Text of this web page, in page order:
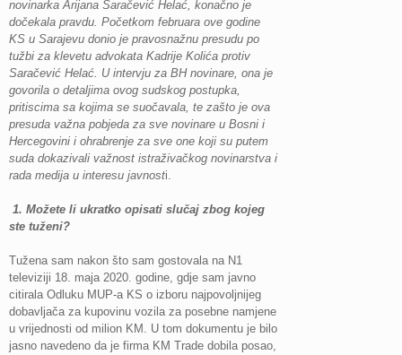
novinarka Arijana Saračević Helać, konačno je
dočekala pravdu. Početkom februara ove godine
KS u Sarajevu donio je pravosnažnu presudu po
tužbi za klevetu advokata Kadrije Kolića protiv
Saračević Helać. U intervju za BH novinare, ona je
govorila o detaljima ovog sudskog postupka,
pritiscima sa kojima se suočavala, te zašto je ova
presuda važna pobjeda za sve novinare u Bosni i
Hercegovini i ohrabrenje za sve one koji su putem
suda dokazivali važnost istraživačkog novinarstva i
rada medija u interesu javnosti.
1. Možete li ukratko opisati slučaj zbog kojeg
ste tuženi?
Tužena sam nakon što sam gostovala na N1
televiziji 18. maja 2020. godine, gdje sam javno
citirala Odluku MUP-a KS o izboru najpovoljnijeg
dobavljača za kupovinu vozila za posebne namjene
u vrijednosti od milion KM. U tom dokumentu je bilo
jasno navedeno da je firma KM Trade dobila posao,